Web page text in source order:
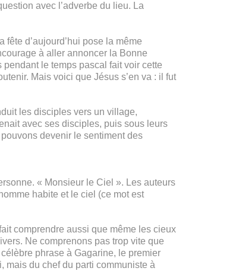
avec l’adverbe du lieu. La
d’aujourd’hui pose la même
à aller annoncer la Bonne
le temps pascal fait voir cette
Mais voici que Jésus s’en va : il fut
les disciples vers un village,
avec ses disciples, puis sous leurs
devenir le sentiment des
« Monsieur le Ciel ». Les auteurs
habite et le ciel (ce mot est
comprendre aussi que même les cieux
Ne comprenons pas trop vite que
phrase à Gagarine, le premier
mais du chef du parti communiste à